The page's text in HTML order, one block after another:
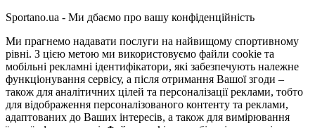
Sportano.ua - Ми дбаємо про вашу конфіденційність
Ми прагнемо надавати послуги на найвищому спортивному
рівні. З цією метою ми використовуємо файли cookie та
мобільні рекламні ідентифікатори, які забезпечують належне
функціонування сервісу, а після отримання Вашої згоди –
також для аналітичних цілей та персоналізації реклами, тобто
для відображення персоналізованого контенту та реклами,
адаптованих до Ваших інтересів, а також для вимірювання